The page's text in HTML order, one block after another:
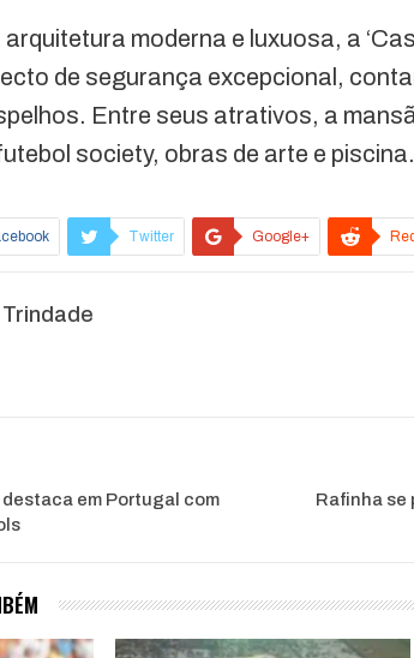
moderna e luxuosa, a
de segurança excepcional,
Entre seus atrativos, a
society, obras de arte e piscina.
Twitter Google+
em Portugal com
Rafinha se